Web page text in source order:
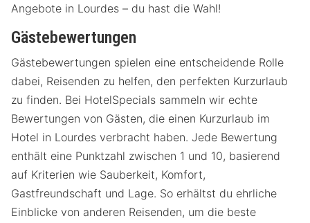
Angebote in Lourdes – du hast die Wahl!
Gästebewertungen
Gästebewertungen spielen eine entscheidende Rolle
dabei, Reisenden zu helfen, den perfekten Kurzurlaub
zu finden. Bei HotelSpecials sammeln wir echte
Bewertungen von Gästen, die einen Kurzurlaub im
Hotel in Lourdes verbracht haben. Jede Bewertung
enthält eine Punktzahl zwischen 1 und 10, basierend
auf Kriterien wie Sauberkeit, Komfort,
Gastfreundschaft und Lage. So erhältst du ehrliche
Einblicke von anderen Reisenden, um die beste